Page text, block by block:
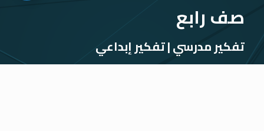
صف رابع
تفكير مدرسي | تفكير إبداعي